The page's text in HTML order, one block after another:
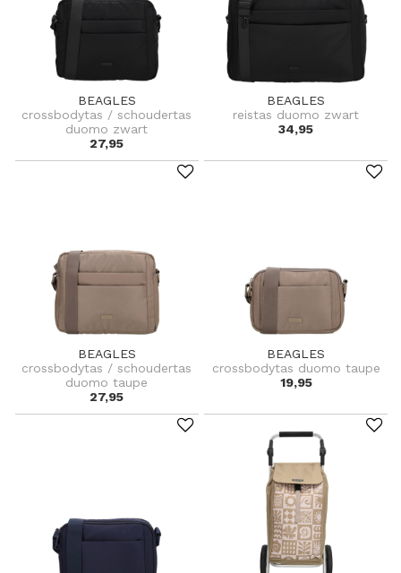
BEAGLES
crossbodytas / schoudertas
duomo zwart
27,95
BEAGLES
reistas duomo zwart
34,95
BEAGLES
crossbodytas / schoudertas
duomo taupe
27,95
BEAGLES
crossbodytas duomo taupe
19,95